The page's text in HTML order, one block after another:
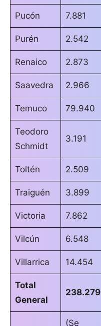
Pucón 7.881
Purén 2.542
Renaico 2.873
Saavedra 2.966
Temuco 79.940
Teodoro
Schmidt
3.191
Toltén 2.509
Traiguén 3.899
Victoria 7.862
Vilcún 6.548
Villarrica 14.454
Total
General
238.279
(Se